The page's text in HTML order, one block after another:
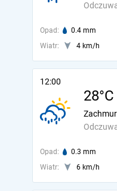
Opad: 0.4 mm
Wiatr:
4 km/h
12:00
28°C
Opad: 0.3 mm
Wiatr:
6 km/h